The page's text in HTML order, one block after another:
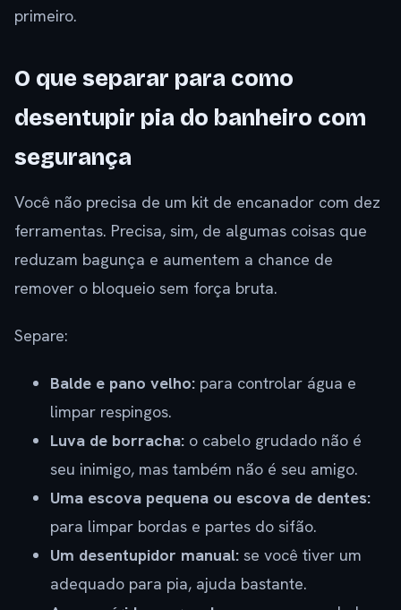
primeiro.
O que separar para como
desentupir pia do banheiro com
segurança
Você não precisa de um kit de encanador com dez
ferramentas. Precisa, sim, de algumas coisas que
reduzam bagunça e aumentem a chance de
remover o bloqueio sem força bruta.
Separe:
Balde e pano velho: para controlar água e
limpar respingos.
Luva de borracha: o cabelo grudado não é
seu inimigo, mas também não é seu amigo.
Uma escova pequena ou escova de dentes:
para limpar bordas e partes do sifão.
Um desentupidor manual: se você tiver um
adequado para pia, ajuda bastante.